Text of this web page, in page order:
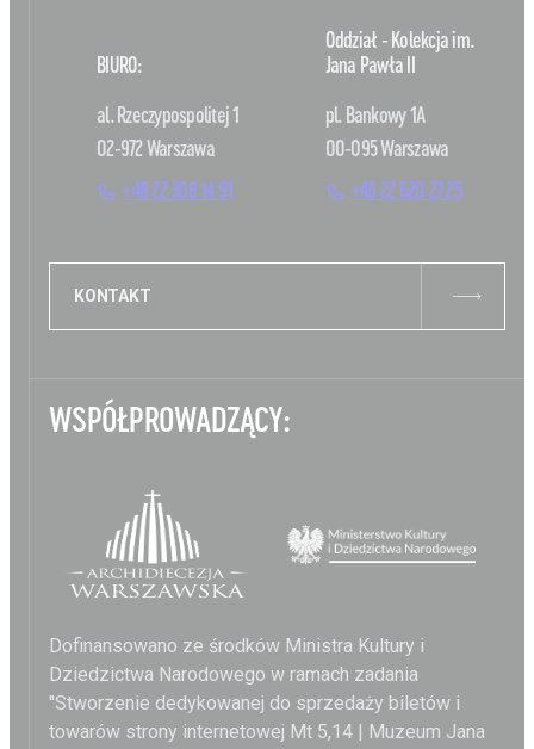
BIURO:
al. Rzeczypospolitej 1
02-972 Warszawa
+48 22 308 14 91
Oddział - Kolekcja im.
Jana Pawła II
pl. Bankowy 1A
00-095 Warszawa
+48 22 620 27 25
KONTAKT
WSPÓŁPROWADZĄCY:
Dofinansowano ze środków Ministra Kultury i
Dziedzictwa Narodowego w ramach zadania
"Stworzenie dedykowanej do sprzedaży biletów i
towarów strony internetowej Mt 5,14 | Muzeum Jana